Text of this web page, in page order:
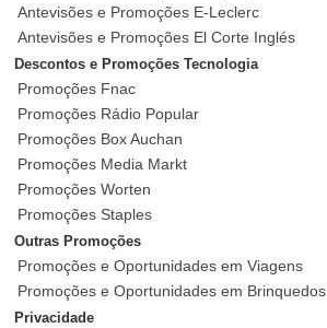
Antevisões e Promoções E-Leclerc
Antevisões e Promoções El Corte Inglés
Descontos e Promoções Tecnologia
Promoções Fnac
Promoções Rádio Popular
Promoções Box Auchan
Promoções Media Markt
Promoções Worten
Promoções Staples
Outras Promoções
Promoções e Oportunidades em Viagens
Promoções e Oportunidades em Brinquedos
Privacidade